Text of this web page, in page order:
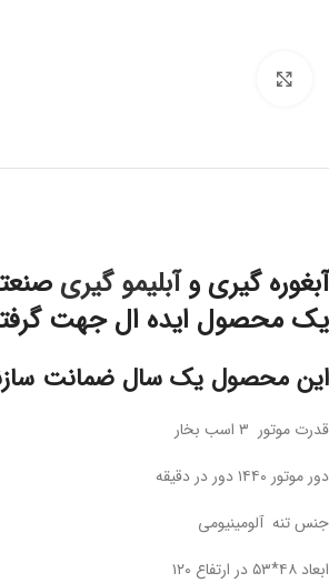
آبغوره گیری وآبلیمو گیری
یک محصول ایده ال جهت گرفتن
این محصول یک سال ضمانت
قدرت موتور ۳ اسب بخار
دور موتور ۱۴۴۰ دور در دقیقه
جنس تنه آلومینیومی
ابعاد ۴۸*۵۳ در ارتفاع ۱۲۰